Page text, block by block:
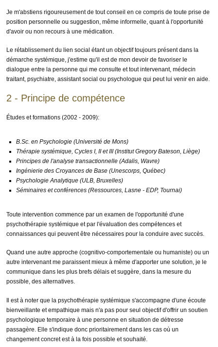
Je m'abstiens rigoureusement de tout conseil en ce compris de toute prise de
position personnelle ou suggestion, même informelle, quant à l'opportunité
d'avoir ou non recours à une médication.
Le rétablissement du lien social étant un objectif toujours présent dans la
démarche systémique, j'estime qu'il est de mon devoir de favoriser le
dialogue entre la personne qui me consulte et tout intervenant, médecin
traitant, psychiatre, assistant social ou psychologue qui peut lui venir en aide.
2 - Principe de compétence
Études et formations (2002 - 2009):
B.Sc. en Psychologie (Université de Mons)
Thérapie systémique, Cycles I, II et III (Institut Gregory Bateson, Liège)
Principes de l'analyse transactionnelle (Adalis, Wavre)
Ingénierie des Croyances de Base (Unescorps, Québec)
Psychologie Analytique (ULB, Bruxelles)
Séminaires et conférences (Ressources, Lasne - EDP, Tournai)
Toute intervention commence par un examen de l'opportunité d'une
psychothérapie systémique et par l'évaluation des compétences et
connaissances qui peuvent être nécessaires pour la conduire avec succès.
Quand une autre approche (cognitivo-comportementale ou humaniste) ou un
autre intervenant me paraissent mieux à même d'apporter une solution, je le
communique dans les plus brefs délais et suggère, dans la mesure du
possible, des alternatives.
Il est à noter que la psychothérapie systémique s'accompagne d'une écoute
bienveillante et empathique mais n'a pas pour seul objectif d'offrir un soutien
psychologique temporaire à une personne en situation de détresse
passagère. Elle s'indique donc prioritairement dans les cas où un
changement concret est à la fois possible et souhaité.